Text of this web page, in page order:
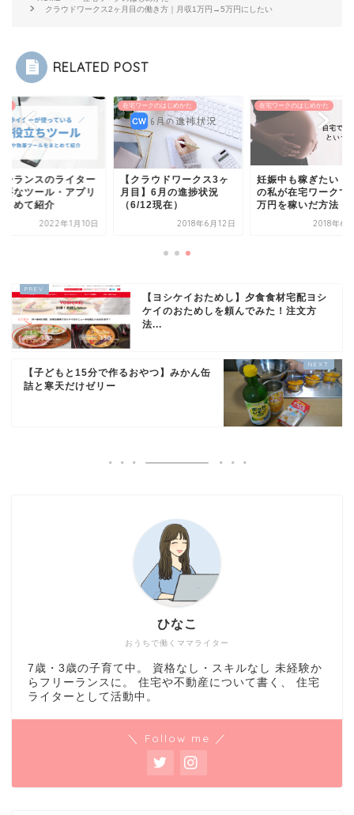
クラウドワークス2ヶ月目の働き方｜月収1万円→5万円にしたい
RELATED POST
ーランスのライター
要なツール・アプリ
とめて紹介
2022年1月10日
在宅ワークのはじめかた
【クラウドワークス3ヶ
月目】6月の進捗状況
（6/12現在）
2018年6月12日
在宅ワークのはじめかた
妊娠中も稼ぎたい！
の私が在宅ワークで
万円を稼いだ方法
2018年6
【ヨシケイおためし】夕食食材宅配ヨシ
ケイのおためしを頼んでみた！注文方
法...
【子どもと15分で作るおやつ】みかん缶
詰と寒天だけゼリー
おうちで働くママライター
ひなこ
7歳・3歳の子育て中。 資格なし・スキルなし 未経験か
らフリーランスに。 住宅や不動産について書く、 住宅
ライターとして活動中。
＼ Follow me ／